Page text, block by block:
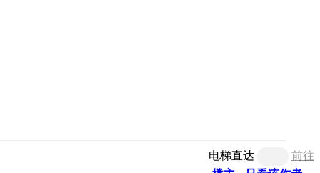
电梯直达
前往